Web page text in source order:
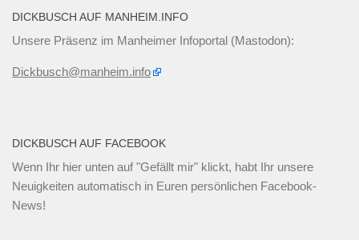
DICKBUSCH AUF MANHEIM.INFO
Unsere Präsenz im Manheimer Infoportal (Mastodon):
Dickbusch@manheim.info
DICKBUSCH AUF FACEBOOK
Wenn Ihr hier unten auf "Gefällt mir" klickt, habt Ihr unsere
Neuigkeiten automatisch in Euren persönlichen Facebook-
News!